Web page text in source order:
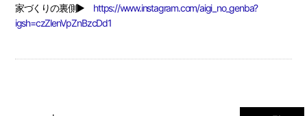
家づくりの裏側▶ https://www.instagram.com/aigi_no_genba?
igsh=czZlenVpZnBzcDd1